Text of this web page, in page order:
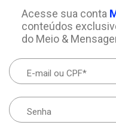
Acesse sua conta
conteúdos
do Meio &